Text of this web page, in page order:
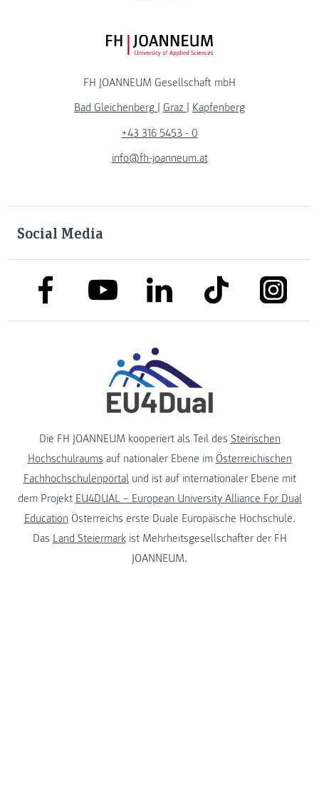
FH JOANNEUM Logo
FH JOANNEUM Gesellschaft mbH
Bad Gleichenberg
Graz
Kapfenberg
+43 316 5453 - 0
info@fh-joanneum.at
Social Media
link to facebooklink to youtubelink to linkedinlink to tiktok
Die FH JOANNEUM kooperiert als Teil des Steirischen
Hochschulraums auf nationaler Ebene im Österreichischen
Fachhochschulenportalund ist auf internationaler Ebene mit
dem Projekt EU4DUAL – European University Alliance For Dual
Education Österreichs erste Duale Europäische Hochschule.
Das Land Steiermarkist Mehrheitsgesellschafter der FH
JOANNEUM.